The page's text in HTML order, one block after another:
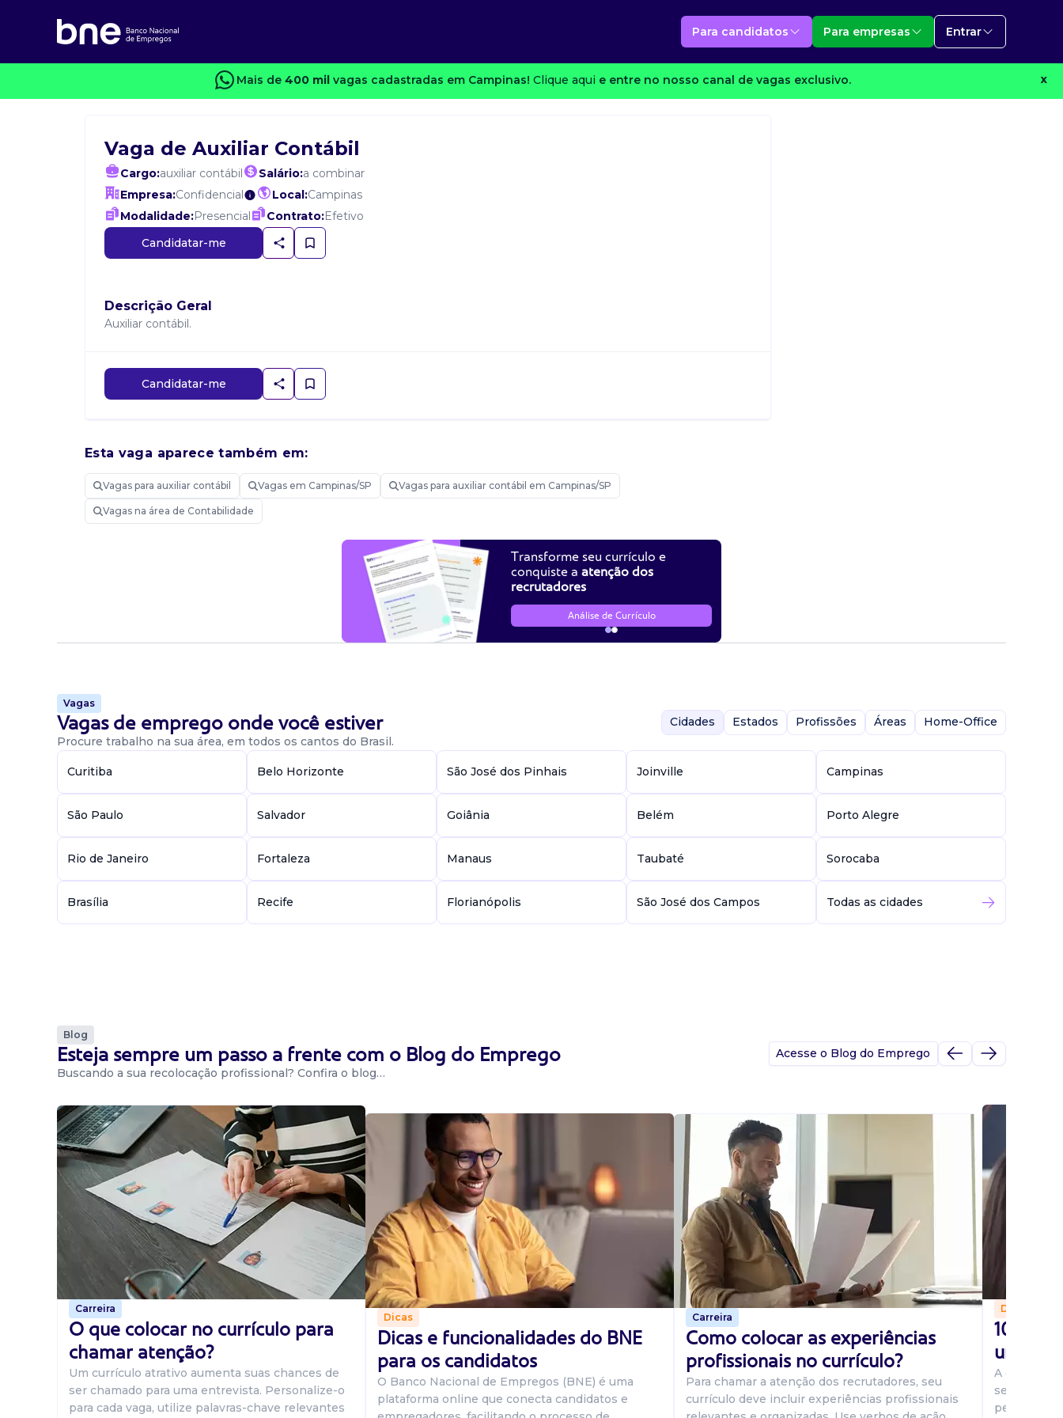
Para candidatos Para empresas Entrar
Mais de 400 milvagas cadastradas em Campinas! Clique aqui e entre no nosso canal de vagas exclusivo. X
Vaga de Auxiliar Contábil
Cargo:auxiliar contábil Salário:a combinar
Empresa:Confidencial Local:Campinas
Modalidade:Presencial Contrato:Efetivo
Candidatar-me
Descrição Geral
Auxiliar contábil.
Candidatar-me
Esta vaga aparece também em:
Vagas para auxiliar contábil Vagas em Campinas/SP Vagas para auxiliar contábil em Campinas/SP
Vagas na área de Contabilidade
Transforme seu currículo e
conquiste a atenção dos
recrutadores
Análise de Currículo
Vagas
Vagas de emprego onde você estiver
Procure trabalho na sua área, em todos os cantos do Brasil.
Cidades Estados Profissões Áreas Home-Office
Curitiba Belo Horizonte São José dos Pinhais Joinville Campinas
São Paulo Salvador Goiânia Belém Porto Alegre
Rio de Janeiro Fortaleza Manaus Taubaté Sorocaba
Brasília Recife Florianópolis São José dos Campos Todas as cidades
Blog
Esteja sempre um passo a frente com o Blog do Emprego
Buscando a sua recolocação profissional? Confira o blog…
Acesse o Blog do Emprego
Carreira
O que colocar no currículo para
chamar atenção?
Um currículo atrativo aumenta suas chances de
ser chamado para uma entrevista. Personalize-o
para cada vaga, utilize palavras-chave relevantes
Dicas
Dicas e funcionalidades do BNE
para os candidatos
O Banco Nacional de Empregos (BNE) é uma
plataforma online que conecta candidatos e
Carreira
Como colocar as experiências
profissionais no currículo?
Para chamar a atenção dos recrutadores, seu
currículo deve incluir experiências profissionais
Dicas
10
uma
A
seu